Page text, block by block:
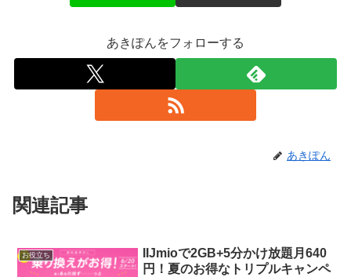
あきぽんをフォローする
あきぽん
関連記事
お役立ち
IIJmioで2GB+5分かけ放題月640
円！夏のお得なトリプルキャンペ